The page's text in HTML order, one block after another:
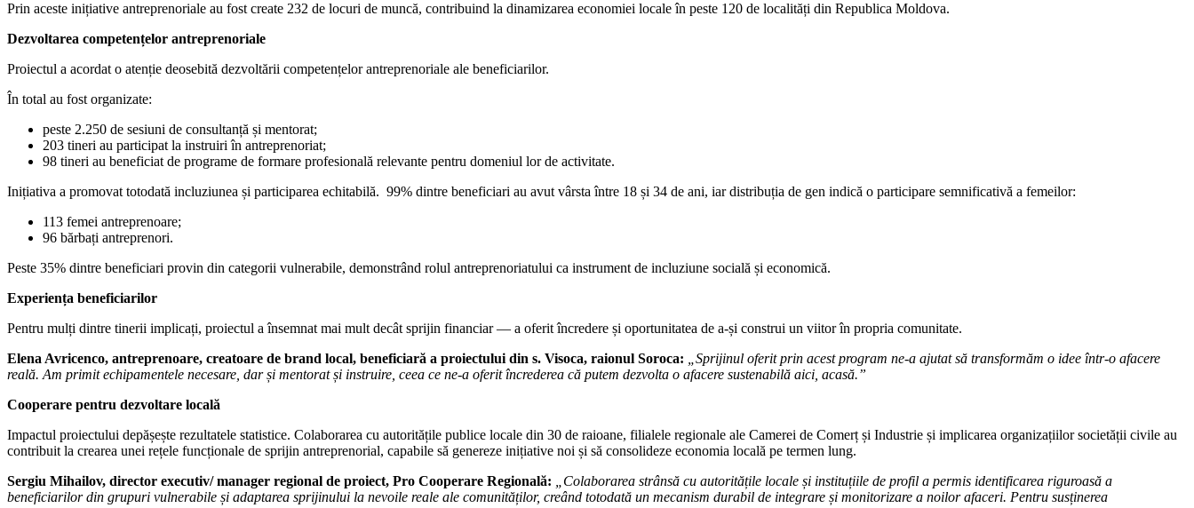
Prin aceste inițiative antreprenoriale au fost create 232 de locuri de muncă, contribuind la dinamizarea economiei locale în peste 120 de localități din Republica Moldova.
Dezvoltarea competențelor antreprenoriale
Proiectul a acordat o atenție deosebită dezvoltării competențelor antreprenoriale ale beneficiarilor.
În total au fost organizate:
peste 2.250 de sesiuni de consultanță și mentorat;
203 tineri au participat la instruiri în antreprenoriat;
98 tineri au beneficiat de programe de formare profesională relevante pentru domeniul lor de activitate.
Inițiativa a promovat totodată incluziunea și participarea echitabilă. 99% dintre beneficiari au avut vârsta între 18 și 34 de ani, iar distribuția de gen indică o participare semnificativă a femeilor:
113 femei antreprenoare;
96 bărbați antreprenori.
Peste 35% dintre beneficiari provin din categorii vulnerabile, demonstrând rolul antreprenoriatului ca instrument de incluziune socială și economică.
Experiența beneficiarilor
Pentru mulți dintre tinerii implicați, proiectul a însemnat mai mult decât sprijin financiar — a oferit încredere și oportunitatea de a-și construi un viitor în propria comunitate.
Elena Avricenco, antreprenoare, creatoare de brand local, beneficiară a proiectului din s. Visoca, raionul Soroca:
„Sprijinul oferit prin acest program ne-a ajutat să transformăm o idee într-o afacere
reală. Am primit echipamentele necesare, dar și mentorat și instruire, ceea ce ne-a oferit încrederea că putem dezvolta o afacere sustenabilă aici, acasă.”
Cooperare pentru dezvoltare locală
Impactul proiectului depășește rezultatele statistice. Colaborarea cu autoritățile publice locale din 30 de raioane, filialele regionale ale Camerei de Comerț și Industrie și implicarea organizațiilor societății civile au
contribuit la crearea unei rețele funcționale de sprijin antreprenorial, capabile să genereze inițiative noi și să consolideze economia locală pe termen lung.
Sergiu Mihailov, director executiv/ manager regional de proiect, Pro Cooperare Regională:
„Colaborarea strânsă cu autoritățile locale și instituțiile de profil a permis identificarea riguroasă a
beneficiarilor din grupuri vulnerabile și adaptarea sprijinului la nevoile reale ale comunităților, creând totodată un mecanism durabil de integrare și monitorizare a noilor afaceri. Pentru susținerea